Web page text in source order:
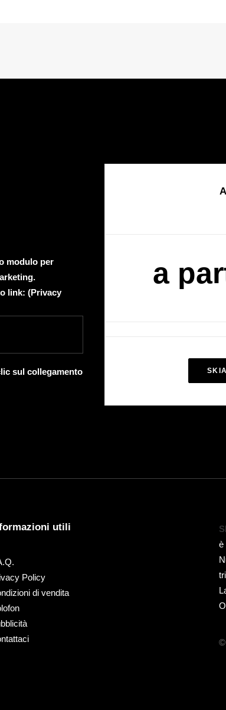
modulo per
link: (Privacy
sul collegamento
a
utili
Policy
di vendita
è
©